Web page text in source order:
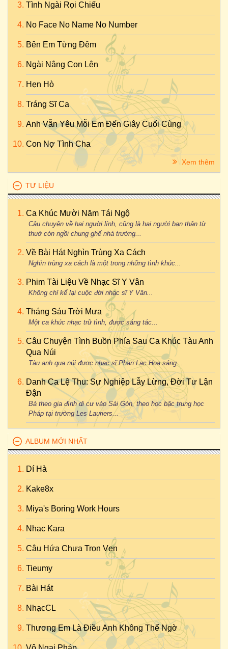
Tình Ngài Rọi Chiếu
No Face No Name No Number
Bên Em Từng Đêm
Ngài Nâng Con Lên
Hẹn Hò
Tráng Sĩ Ca
Anh Vẫn Yêu Mỗi Em Đến Giây Cuối Cùng
Con Nợ Tình Cha
Xem thêm
TƯ LIỆU
Ca Khúc Mười Năm Tái Ngộ
Câu chuyện về hai người lính, cũng là hai người bạn thân từ
thuở còn ngồi chung ghế nhà trường...
Về Bài Hát Nghìn Trùng Xa Cách
Nghìn trùng xa cách là một trong những tình khúc...
Phim Tài Liệu Về Nhạc Sĩ Y Vân
Không chỉ kể lại cuộc đời nhạc sĩ Y Vân...
Tháng Sáu Trời Mưa
Một ca khúc nhạc trữ tình, được sáng tác...
Câu Chuyện Tình Buồn Phía Sau Ca Khúc Tàu Anh
Qua Núi
Tàu anh qua núi được nhạc sĩ Phan Lạc Hoa sáng...
Danh Ca Lệ Thu: Sự Nghiệp Lẫy Lừng, Đời Tư Lận
Đận
Bà theo gia đình di cư vào Sài Gòn, theo học bậc trung học
Pháp tại trường Les Lauriers...
ALBUM MỚI NHẤT
Dí Hà
Kake8x
Miya's Boring Work Hours
Nhac Kara
Câu Hứa Chưa Trọn Vẹn
Tieumy
Bài Hát
NhạcCL
Thương Em Là Điều Anh Không Thể Ngờ